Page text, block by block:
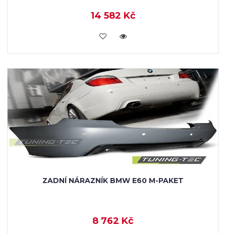
14 582 Kč
KOUPIT
ZADNÍ NÁRAZNÍK BMW E60 M-PAKET
8 762 Kč